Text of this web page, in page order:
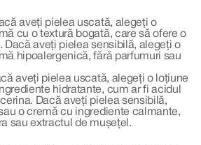
aveți pielea uscată, alegeți o
cu o textură bogată, care să ofere o
Dacă aveți pielea sensibilă, alegeți o
hipoalergenică, fără parfumuri sau
aveți pielea uscată, alegeți o loțiune
hidratante, cum ar fi acidul
Dacă aveți pielea sensibilă,
o cremă cu ingrediente calmante,
sau extractul de mușețel.